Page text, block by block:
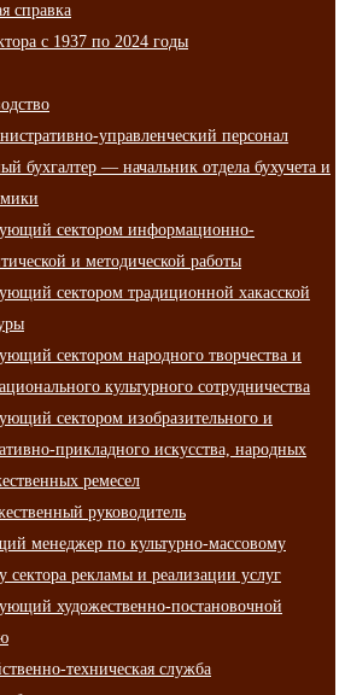
справка
с 1937 по 2024 годы
управленческий персонал
бухгалтер — начальник отдела бухучета и
сектором информационно-
и методической работы
сектором традиционной хакасской
сектором народного творчества и
культурного сотрудничества
сектором изобразительного и
прикладного искусства, народных
ремесел
руководитель
менеджер по культурно-массовому
сектора рекламы и реализации услуг
художественно-постановочной
техническая служба